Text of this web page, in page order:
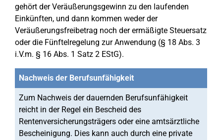
gehört der Veräußerungsgewinn zu den laufenden
Einkünften, und dann kommen weder der
Veräußerungsfreibetrag noch der ermäßigte Steuersatz
oder die Fünftelregelung zur Anwendung (§ 18 Abs. 3
i.V.m. § 16 Abs. 1 Satz 2 EStG).
Nachweis der Berufsunfähigkeit
Zum Nachweis der dauernden Berufsunfähigkeit
reicht in der Regel ein Bescheid des
Rentenversicherungsträgers oder eine amtsärztliche
Bescheinigung. Dies kann auch durch eine private